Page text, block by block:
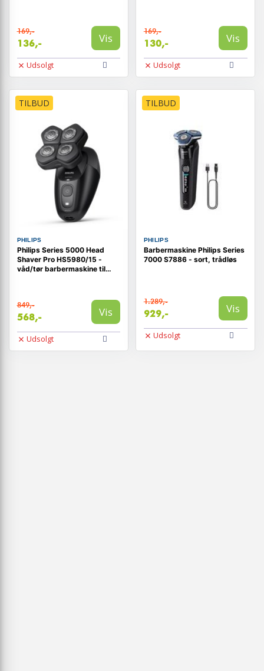
169,-
136,- Vis
Udsolgt
169,-
130,- Vis
Udsolgt
TILBUD
PHILIPS
Philips Series 5000 Head
Shaver Pro HS5980/15 -
våd/tør barbermaskine til
849,-
568,- Vis
Udsolgt
TILBUD
PHILIPS
Barbermaskine Philips Series
7000 S7886 - sort, trådløs
1.289,-
929,- Vis
Udsolgt